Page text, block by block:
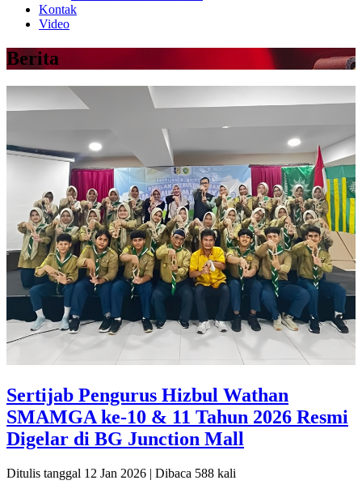
Kontak
Video
Berita
Sertijab Pengurus Hizbul Wathan
SMAMGA ke-10 & 11 Tahun 2026 Resmi
Digelar di BG Junction Mall
Ditulis tanggal 12 Jan 2026 | Dibaca 588 kali